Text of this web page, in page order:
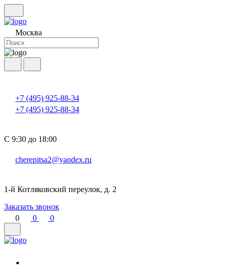
Москва
+7 (495) 925-88-34
+7 (495) 925-88-34
С 9:30 до 18:00
cherepitsa2@yandex.ru
1-й Котляковский переулок, д. 2
Заказать звонок
0
0 0